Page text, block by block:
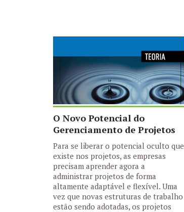
O Novo Potencial do
Gerenciamento de Projetos
Para se liberar o potencial oculto que
existe nos projetos, as empresas
precisam aprender agora a
administrar projetos de forma
altamente adaptável e flexível. Uma
vez que novas estruturas de trabalho
estão sendo adotadas, os projetos